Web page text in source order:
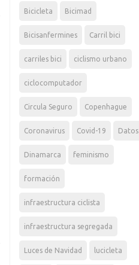
Bicicleta Bicimad
Bicisanfermines Carril bici
carriles bici ciclismo urbano
ciclocomputador
Circula Seguro Copenhague
Coronavirus Covid-19 Datos
Dinamarca feminismo
formación
infraestructura ciclista
infraestructura segregada
Luces de Navidad lucicleta